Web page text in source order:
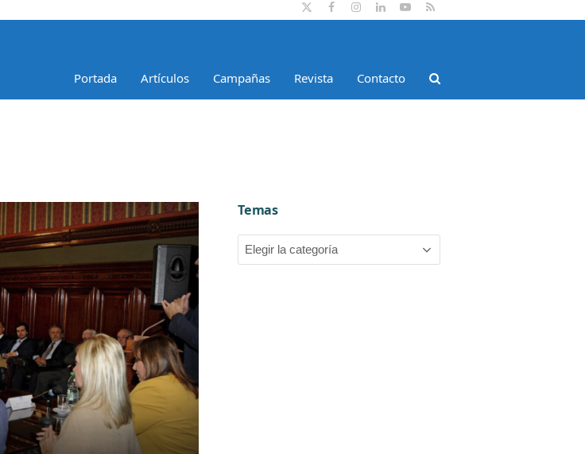
TwitterFacebookInstagram
LinkedIn
YouTube
RSS
Portada Artículos Campañas Revista Contacto
Temas
Temas